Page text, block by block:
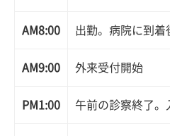
AM8:00 出勤。病院に到
AM9:00 外来受付開始
PM1:00 午前の診察終了